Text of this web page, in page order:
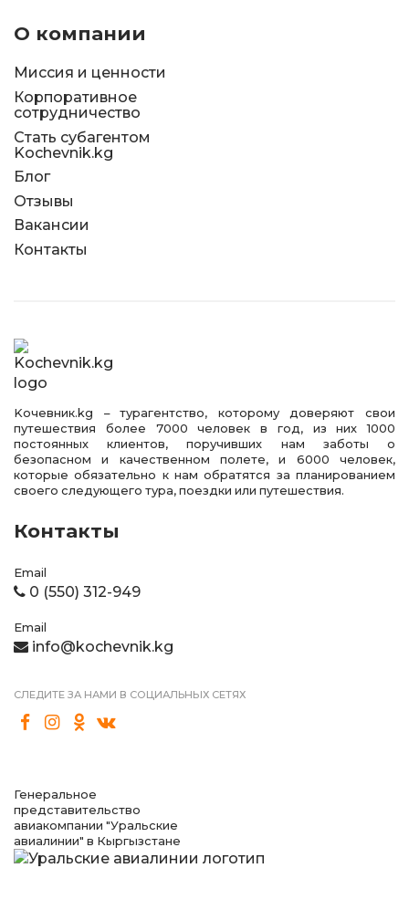
О компании
Миссия и ценности
Корпоративное
сотрудничество
Стать субагентом
Kochevnik.kg
Блог
Отзывы
Вакансии
Контакты
Kочевник.kg – турагентство, которому доверяют свои
путешествия более 7000 человек в год, из них 1000
постоянных клиентов, поручивших нам заботы о
безопасном и качественном полете, и 6000 человек,
которые обязательно к нам обратятся за планированием
своего следующего тура, поездки или путешествия.
Контакты
Email
0 (550) 312-949
Email
info@kochevnik.kg
СЛЕДИТЕ ЗА НАМИ В СОЦИАЛЬНЫХ СЕТЯХ
Генеральное
представительство
авиакомпании "Уральские
авиалинии" в Кыргызстане